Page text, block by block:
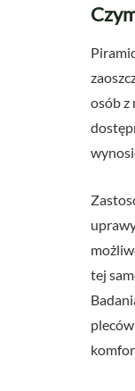
osób z
tej